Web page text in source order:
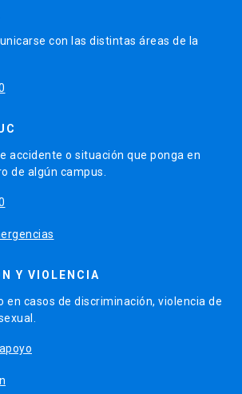
con las distintas áreas de la
accidente o situación que ponga en
de algún campus.
Y VIOLENCIA
en casos de discriminación, violencia de